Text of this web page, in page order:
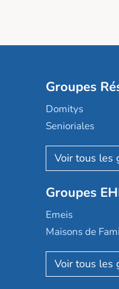
Groupes
Domitys
Senioriales
Nohée
Les Résidentiels
Mobicap
Domusvi
Happy Senior
Aquarelia
Nexity edenea
Groupes
Emeis
Maisons de
Korian
Emera